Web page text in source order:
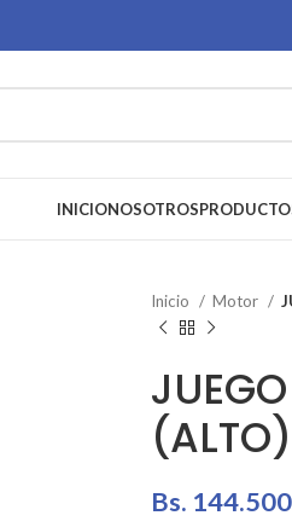
INICIONOSOTROS
Inicio Motor
(ALTO)
Bs. 144.500